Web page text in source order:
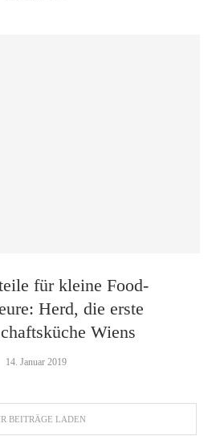
für kleine Food-
Herd, die erste
Wiens
14. Januar 2019
BEITRÄGE LADEN